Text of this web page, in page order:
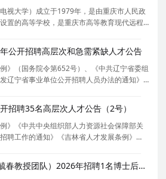
视大学）成立于1979年，是由重庆市人民政
置的高等学校，是重庆市高等教育现代远程
务指导中心。2005年，创办了重庆工商职业
套班子、两块牌子的管
公开招聘高层次和急需紧缺人才公告
》（国务院令第652号）、《中共辽宁省委组
辽宁省事业单位公开招聘人员办法的通知》
辽宁省委组织部、辽宁省人社厅转发中组
业单位公开招聘工作的
招聘35名高层次人才公告（2号）
》《中共中央组织部人力资源社会保障部关
聘工作的通知》《吉林省人才发展条例》
关于全面建立和进一步完善全省事业单位新
知》《关于创新优化人事
吉林大学经济学院（姚毓春教授团队）2026年招聘1名博士后启事